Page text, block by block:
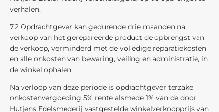
verhalen.
7.2 Opdrachtgever kan gedurende drie maanden na
verkoop van het gerepareerde product de opbrengst van
de verkoop, verminderd met de volledige reparatiekosten
en alle onkosten van bewaring, veiling en administratie, in
de winkel ophalen.
Na verloop van deze periode is opdrachtgever terzake
onkostenvergoeding 5% rente alsmede 1% van de door
Hutjens Edelsmederij vastgestelde winkelverkoopprijs van